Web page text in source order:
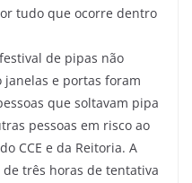
tudo que ocorre dentro
de pipas não
e portas foram
que soltavam pipa
pessoas em risco ao
CCE e da Reitoria. A
três horas de tentativa